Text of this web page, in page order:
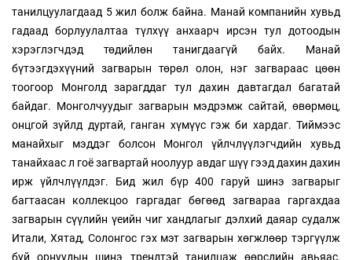
танилцуулагдаад 5 жил болж байна. Манай компанийн хувьд
гадаад борлуулалтаа түлхүү анхаарч ирсэн тул дотоодын
хэрэглэгчдэд төдийлөн танигдаагүй байх. Манай
бүтээгдэхүүний загварын төрөл олон, нэг загвараас цөөн
тоогоор Монголд зарагддаг тул дахин давтагдал багатай
байдаг. Монголчуудыг загварын мэдрэмж сайтай, өвөрмөц,
онцгой зүйлд дуртай, ганган хүмүүс гэж би хардаг. Тиймээс
манайхыг мэддэг болсон Монгол үйлчлүүлэгчдийн хувьд
танайхаас л гоё загвартай ноолуур авдаг шүү гээд дахин дахин
ирж үйлчлүүлдэг. Бид жил бүр 400 гаруй шинэ загварыг
багтаасан коллекцоо гаргадаг бөгөөд загвараа гаргахдаа
загварын сүүлийн үеийн чиг хандлагыг дэлхий даяар судалж
Итали, Хятад, Солонгос гэх мэт загварын хөгжлөөр тэргүүлж
буй орнуудын шинэ трендтэй танилцаж өөрсдийн авьяас,